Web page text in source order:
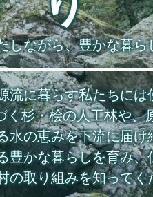
しながら、豊かな暮ら
流に暮らす私たちには
く杉・桧の人工林や、
水の恵みを下流に届け
豊かな暮らしを育み、
の取り組みを知ってく